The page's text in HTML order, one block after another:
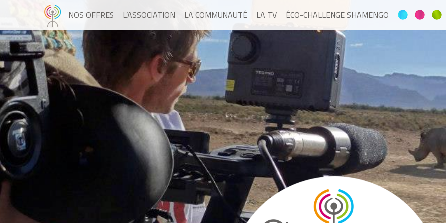
NOS OFFRES L’ASSOCIATION LA COMMUNAUTÉ LA TV ÉCO-CHALLENGE SHAMENGO